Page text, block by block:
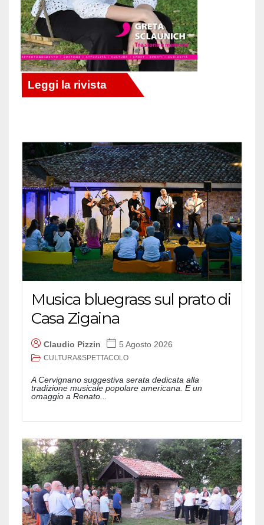
Musica bluegrass sul prato di
Casa Zigaina
Claudio Pizzin 5 Agosto 2026
CULTURA&SPETTACOLO
A Cervignano suggestiva serata dedicata alla
tradizione musicale popolare americana. E un
omaggio a Renato...